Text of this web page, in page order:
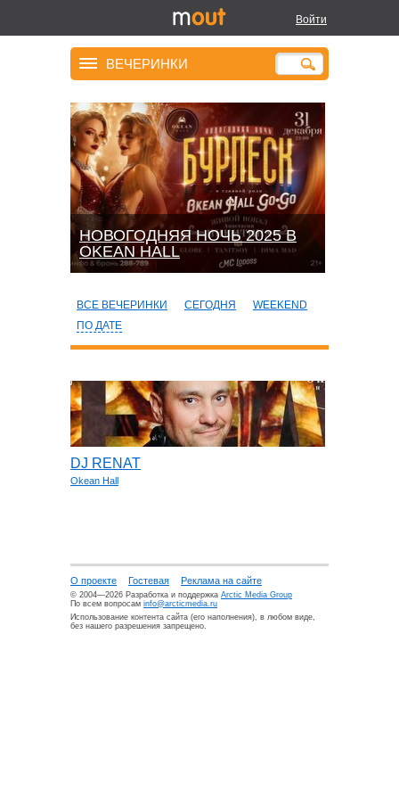
Войти
ВЕЧЕРИНКИ
НОВОГОДНЯЯ НОЧЬ 2025 В
OKEАN HALL
ВСЕ ВЕЧЕРИНКИ СЕГОДНЯ
WEEKEND
ПО ДАТЕ
DJ RENAT
Okean Hall
О проекте Гостевая Реклама на сайте
© 2004—2026 Разработка и поддержка Arctic Media Group
По всем вопросам info@arcticmedia.ru
Использование контента сайта (его наполнения), в любом виде,
без нашего разрешения запрещено.